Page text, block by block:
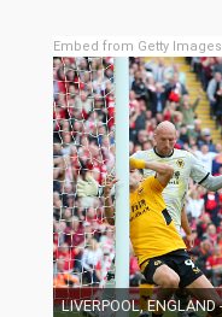
Embed from Getty Images